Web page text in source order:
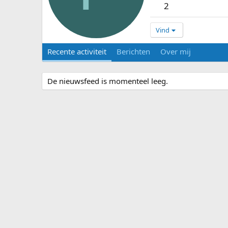
2
Vind
Recente activiteit Berichten Over mij
De nieuwsfeed is momenteel leeg.